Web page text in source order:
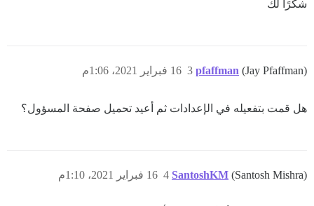
شكرًا لك
pfaffman (Jay Pfaffman) 16 فبراير 2021، 1:06م 3
هل قمت بتفعيله في الإعدادات ثم أعيد تحميل صفحة المسؤول؟
SantoshKM (Santosh Mishra) 16 فبراير 2021، 1:10م 4